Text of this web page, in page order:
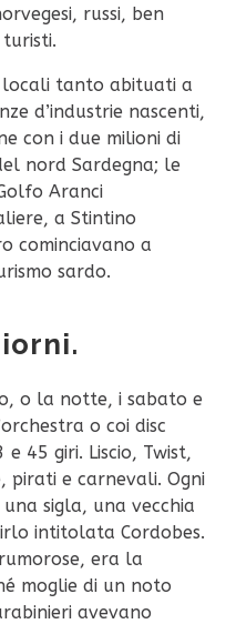
russi, ben
tanto abituati a
d’industrie nascenti,
con i due milioni di
nord Sardegna; le
Aranci
a Stintino
cominciavano a
sardo.
o la notte, i sabato e
o coi disc
45 giri. Liscio, Twist,
pirati e carnevali. Ogni
sigla, una vecchia
intitolata Cordobes.
era la
moglie di un noto
avevano